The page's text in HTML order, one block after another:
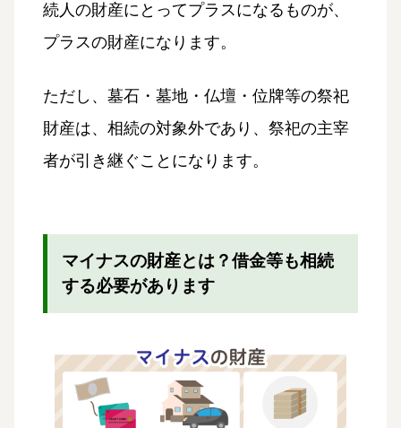
続人の財産にとってプラスになるものが、
プラスの財産になります。
ただし、墓石・墓地・仏壇・位牌等の祭祀
財産は、相続の対象外であり、祭祀の主宰
者が引き継ぐことになります。
マイナスの財産とは？借金等も相続
する必要があります